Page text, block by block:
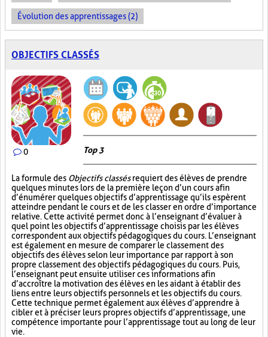
Évolution des apprentissages (2)
OBJECTIFS CLASSÉS
0 Top 3
La formule des Objectifs classésrequiert des élèves de prendre
quelques minutes lors de la première leçon d’un cours afin
d’énumérer quelques objectifs d’apprentissage qu’ils espèrent
atteindre pendant le cours et de les classer en ordre d’importance
relative. Cette activité permet donc à l’enseignant d’évaluer à
quel point les objectifs d’apprentissage choisis par les élèves
correspondent aux objectifs pédagogiques du cours. L’enseignant
est également en mesure de comparer le classement des
objectifs des élèves selon leur importance par rapport à son
propre classement des objectifs pédagogiques du cours. Puis,
l’enseignant peut ensuite utiliser ces informations afin
d’accroître la motivation des élèves en les aidant à établir des
liens entre leurs objectifs personnels et les objectifs du cours.
Cette technique permet également aux élèves d’apprendre à
cibler et à préciser leurs propres objectifs d’apprentissage, une
compétence importante pour l’apprentissage tout au long de leur
vie.